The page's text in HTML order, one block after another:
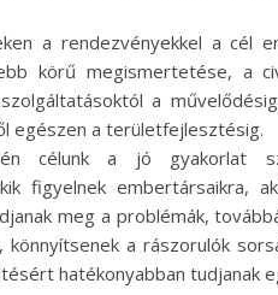
a rendezvényekkel a cél
körű megismertetése, a
a
egészen a területfejlesztésig.
célunk a jó gyakorlat
figyelnek embertársaikra,
meg a problémák,
a rászorulók
hatékonyabban tudjanak